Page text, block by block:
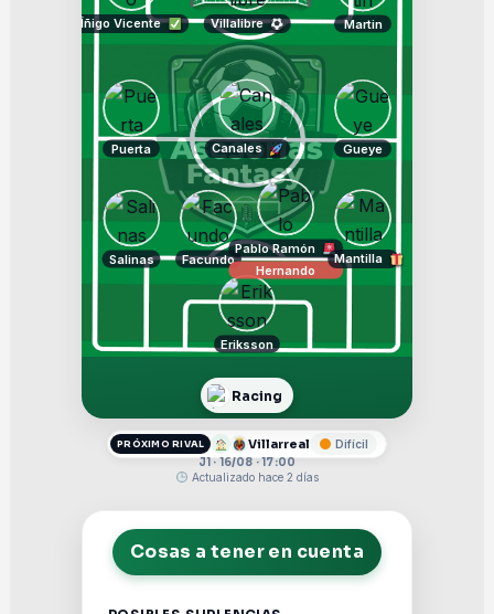
Eriksson
Salinas Facundo
Pablo Ramón
Hernando
Mantilla
Puerta Canales Gueye
Íñigo Vicente Villalibre Martin
Racing
PRÓXIMO RIVAL Villarreal
Difícil
J1 · 16/08 · 17:00
Actualizado hace 2 días
Cosas a tener en cuenta